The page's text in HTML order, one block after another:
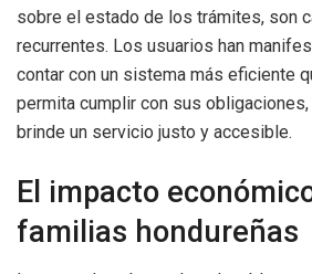
sobre el estado de los trámites, son
recurrentes. Los usuarios han
contar con un sistema más eficiente
permita cumplir con sus
brinde un servicio justo y accesible.
El impacto
familias hondureñas